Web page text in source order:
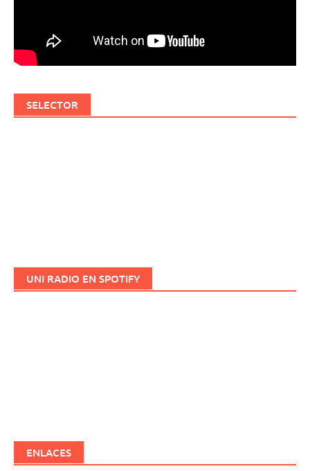
SELECTOR
UNI RADIO EN SPOTIFY
ENLACES